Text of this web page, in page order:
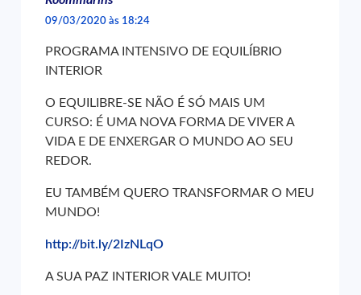
09/03/2020 às 18:24
PROGRAMA INTENSIVO DE EQUILÍBRIO
INTERIOR
O EQUILIBRE-SE NÃO É SÓ MAIS UM
CURSO: É UMA NOVA FORMA DE VIVER A
VIDA E DE ENXERGAR O MUNDO AO SEU
REDOR.
EU TAMBÉM QUERO TRANSFORMAR O MEU
MUNDO!
http://bit.ly/2IzNLqO
A SUA PAZ INTERIOR VALE MUITO!